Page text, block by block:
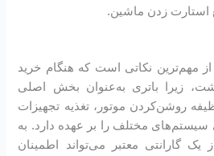
استارت زدن ماشین.
از مهم‌ترین نکاتی است که هنگام خرید
زیرا باتری به‌عنوان بخش اصلی
روشن‌کردن موتور، تغذیه تجهیزات
سیستم‌های مختلف را بر عهده دارد. به
یک گارانتی معتبر می‌تواند اطمینان